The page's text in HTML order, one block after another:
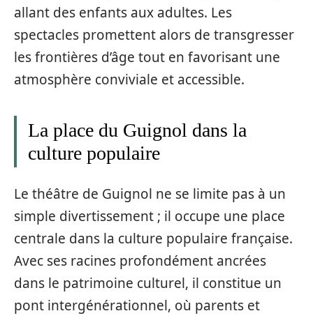
allant des enfants aux adultes. Les
spectacles promettent alors de transgresser
les frontières d’âge tout en favorisant une
atmosphère conviviale et accessible.
La place du Guignol dans la
culture populaire
Le théâtre de Guignol ne se limite pas à un
simple divertissement ; il occupe une place
centrale dans la culture populaire française.
Avec ses racines profondément ancrées
dans le patrimoine culturel, il constitue un
pont intergénérationnel, où parents et